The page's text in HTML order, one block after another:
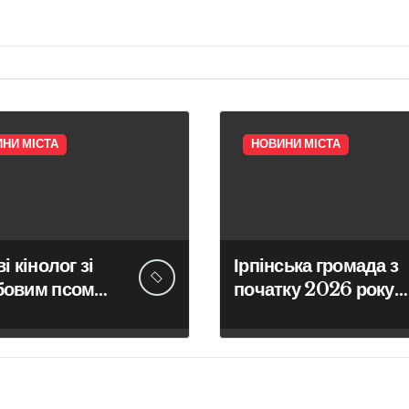
МІСТА
кінолог зі
псом
школярку
НОВИНИ МІСТА
Ірпінська громада з
початку 2026 року
640 одиницями
техніки